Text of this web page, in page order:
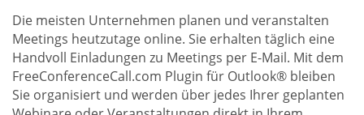
Die meisten Unternehmen planen und veranstalten
Meetings heutzutage online. Sie erhalten täglich eine
Handvoll Einladungen zu Meetings per E-Mail. Mit dem
FreeConferenceCall.com Plugin für Outlook® bleiben
Sie organisiert und werden über jedes Ihrer geplanten